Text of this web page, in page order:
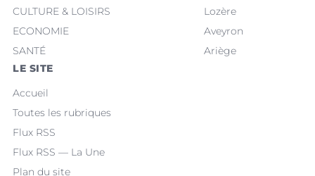
CULTURE & LOISIRS
ECONOMIE
SANTÉ
Lozère
Aveyron
Ariège
LE SITE
Accueil
Toutes les rubriques
Flux RSS
Flux RSS — La Une
Plan du site